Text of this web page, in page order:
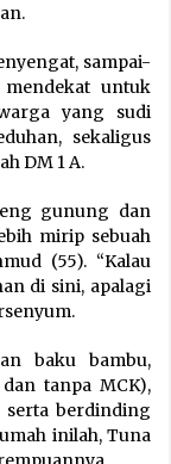
sampai-
untuk
yang sudi
sekaligus
DM 1 A.
gunung dan
mirip sebuah
(55). “Kalau
di sini, apalagi
baku bambu,
tanpa MCK),
serta berdinding
inilah, Tuna